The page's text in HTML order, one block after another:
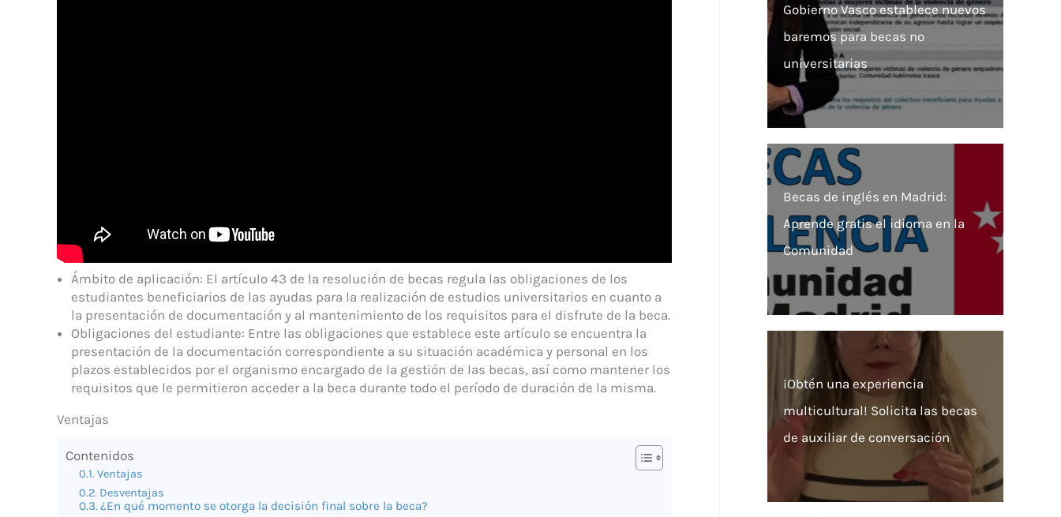
Ámbito de aplicación: El artículo 43 de la resolución de becas regula las obligaciones de los
estudiantes beneficiarios de las ayudas para la realización de estudios universitarios en cuanto a
la presentación de documentación y al mantenimiento de los requisitos para el disfrute de la beca.
Obligaciones del estudiante: Entre las obligaciones que establece este artículo se encuentra la
presentación de la documentación correspondiente a su situación académica y personal en los
plazos establecidos por el organismo encargado de la gestión de las becas, así como mantener los
requisitos que le permitieron acceder a la beca durante todo el período de duración de la misma.
Ventajas
Contenidos
Ventajas
Desventajas
¿En qué momento se otorga la decisión final sobre la beca?
Gobierno Vasco establece nuevos
baremos para becas no
universitarias
Becas de inglés en Madrid:
Aprende gratis el idioma en la
Comunidad
¡Obtén una experiencia
multicultural! Solicita las becas
de auxiliar de conversación